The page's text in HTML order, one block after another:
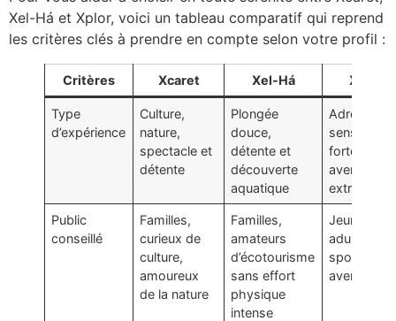
Xel-Há et Xplor, voici un tableau comparatif qui reprend
les critères clés à prendre en compte selon votre profil :
Critères Xcaret Xel-Há Xplor
Type
d’expérience
Culture,
nature,
spectacle et
détente
Plongée
douce,
détente et
découverte
aquatique
Adrénaline,
sensations
fortes,
aventure
extrême
Public
conseillé
Familles,
curieux de
culture,
amoureux
de la nature
Familles,
amateurs
d’écotourisme
sans effort
physique
intense
Jeunes
adultes,
sportifs et
aventuriers